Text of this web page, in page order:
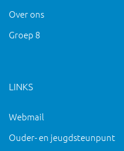
Over ons
Groep 8
LINKS
Webmail
Ouder- en jeugdsteunpunt